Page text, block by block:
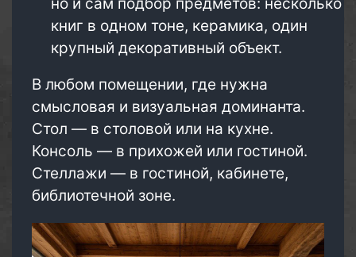
книг в одном тоне, керамика, один
крупный декоративный объект.
В любом помещении, где нужна
смысловая и визуальная доминанта.
Стол — в столовой или на кухне.
Консоль — в прихожей или гостиной.
Стеллажи — в гостиной, кабинете,
библиотечной зоне.